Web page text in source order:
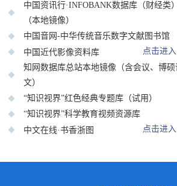
中国资讯行·INFOBANK数据库（财经类）
（本地镜像）
中国音网-中华传统音乐数字文献图书馆
中国近代影像资料库
点击进入
知网数据库总站本地镜像（含会议、博硕
文）
“知识视界”红色经典专题库（试用）
“知识视界”科学教育视频资源库
中文在线·书香浙图
点击进入